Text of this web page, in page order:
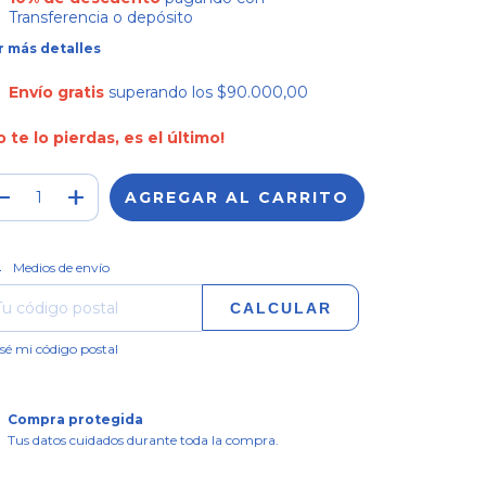
Transferencia o depósito
más detalles
Envío gratis superando los $90.000,00
te lo pierdas, es el último!
para el CP:
Medios de envío
CALCULAR
mi código postal
Compra protegida
Tus datos cuidados durante toda la compra.